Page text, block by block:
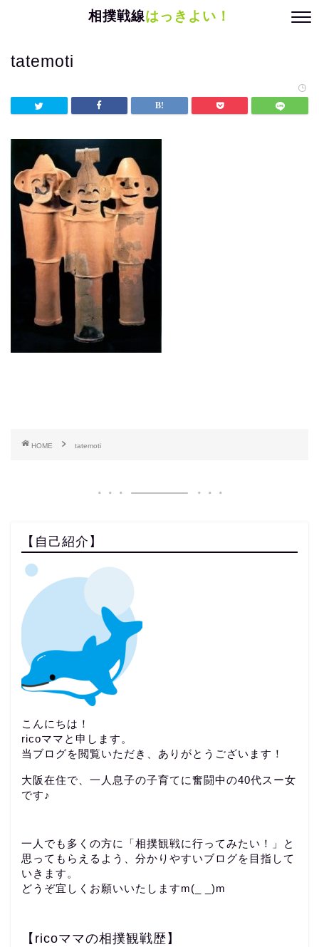
相撲戦線はっきよい！
tatemoti
HOME tatemoti
【自己紹介】
こんにちは！
ricoママと申します。
当ブログを閲覧いただき、ありがとうございます！
大阪在住で、一人息子の子育てに奮闘中の40代スー女
です♪
一人でも多くの方に「相撲観戦に行ってみたい！」と
思ってもらえるよう、分かりやすいブログを目指して
いきます。
どうぞ宜しくお願いいたしますm(_ _)m
【ricoママの相撲観戦歴】